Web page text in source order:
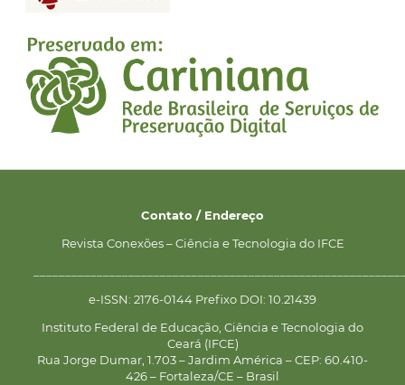
Contato / Endereço
Revista Conexões – Ciência e Tecnologia do IFCE
e-ISSN: 2176-0144 Prefixo DOI: 10.21439
Instituto Federal de Educação, Ciência e Tecnologia do
Ceará (IFCE)
Rua Jorge Dumar, 1.703 – Jardim América – CEP: 60.410-
426 – Fortaleza/CE – Brasil